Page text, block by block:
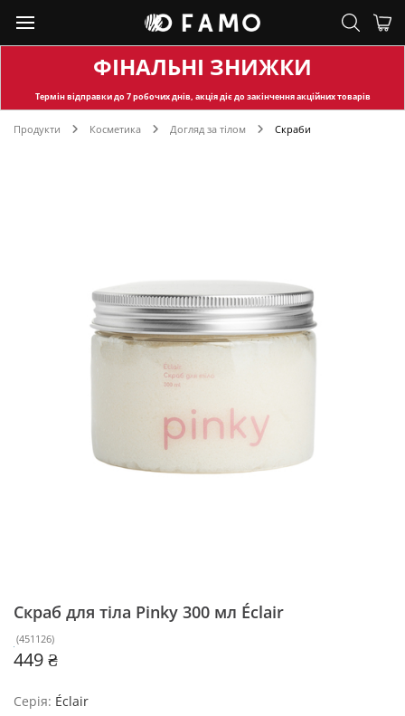
ФІНАЛЬНІ ЗНИЖКИ
Термін відправкидо 7 робочих днів, акція діє до закінчення акційних товарів
Продукти Косметика Догляд за тілом Скраби
Скраб для тіла Pinky 300 мл Éclair
(451126)
449 ₴
Серія: Éclair